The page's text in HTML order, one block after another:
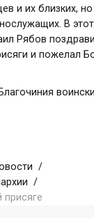
и их близких,
В
Рябов
и пожелал
присяге